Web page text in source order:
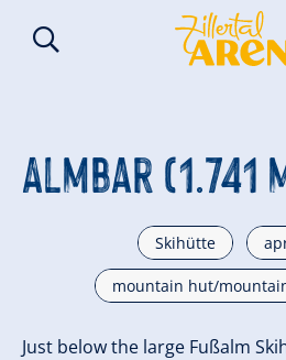
Almbar (1.741
Skihütte
mountain hut/
Just below the large Fußalm